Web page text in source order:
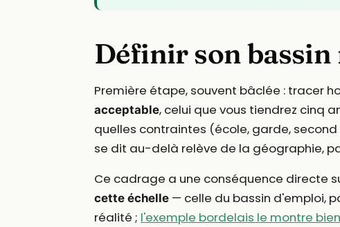
Définir son bassin
Première étape, souvent bâclée : tracer
acceptable, celui que vous tiendrez cinq
quelles contraintes (école, garde,
se dit au-delà relève de la géographie,
Ce cadrage a une conséquence directe
cette échelle — celle du bassin d'emploi,
réalité ; l'exemple bordelais le montre bien